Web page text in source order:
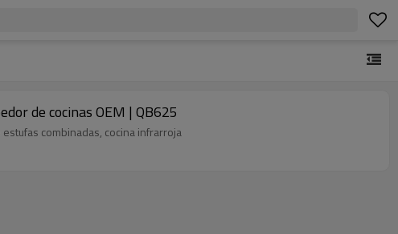
de cocinas OEM | QB625
combinadas, cocina infrarroja